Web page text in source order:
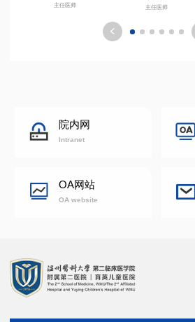
主任医师 主任医师
院内网
Intranet
OA网站
OA website